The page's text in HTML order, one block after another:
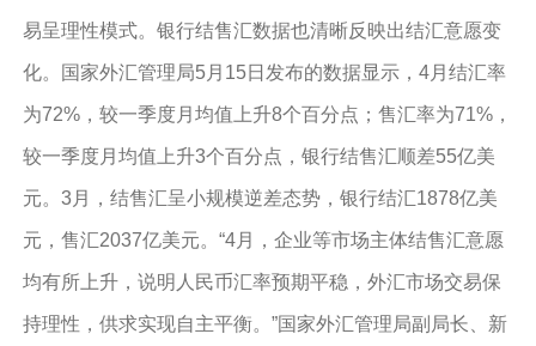
易呈理性模式。银行结售汇数据也清晰反映出结汇意愿变
化。国家外汇管理局5月15日发布的数据显示，4月结汇率
为72%，较一季度月均值上升8个百分点；售汇率为71%，
较一季度月均值上升3个百分点，银行结售汇顺差55亿美
元。3月，结售汇呈小规模逆差态势，银行结汇1878亿美
元，售汇2037亿美元。“4月，企业等市场主体结售汇意愿
均有所上升，说明人民币汇率预期平稳，外汇市场交易保
持理性，供求实现自主平衡。”国家外汇管理局副局长、新